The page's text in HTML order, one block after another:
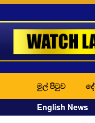
මුල් පිටුව
English News